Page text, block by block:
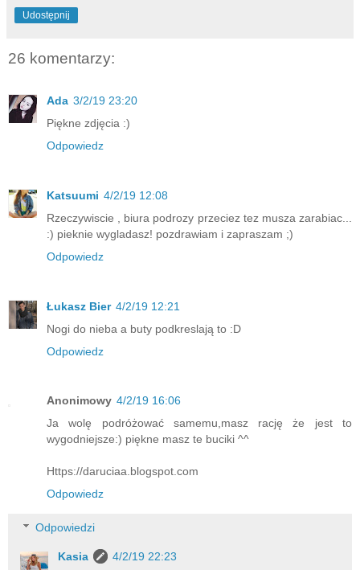
Udostępnij
26 komentarzy:
Ada 3/2/19 23:20
Piękne zdjęcia :)
Odpowiedz
Katsuumi 4/2/19 12:08
Rzeczywiscie , biura podrozy przeciez tez musza zarabiac...
:) pieknie wygladasz! pozdrawiam i zapraszam ;)
Odpowiedz
Łukasz Bier 4/2/19 12:21
Nogi do nieba a buty podkreslają to :D
Odpowiedz
Anonimowy 4/2/19 16:06
Ja wolę podróżować samemu,masz rację że jest to
wygodniejsze:) piękne masz te buciki ^^
Https://daruciaa.blogspot.com
Odpowiedz
Odpowiedzi
Kasia
4/2/19 22:23